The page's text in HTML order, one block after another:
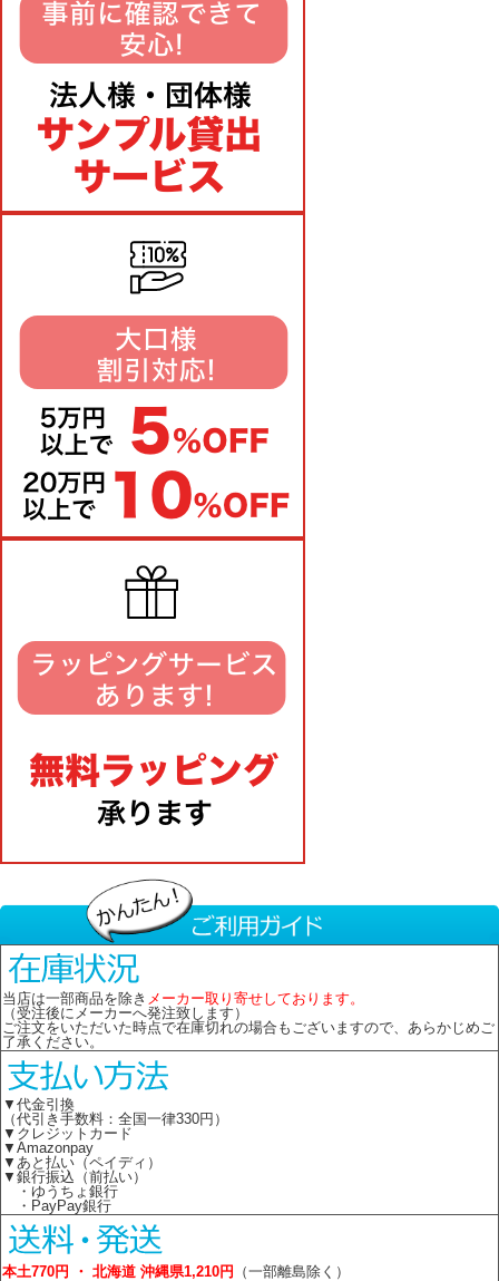
当店は一部商品を除き メーカー取り寄せしております。
（受注後にメーカーへ発注致します）
ご注文をいただいた時点で在庫切れの場合もございますので、あらかじめご
了承ください。
▼代金引換
（代引き手数料：全国一律330円）
▼クレジットカード
▼Amazonpay
▼あと払い（ペイディ）
▼銀行振込（前払い）
・ゆうちょ銀行
・PayPay銀行
本土770円 ・ 北海道 沖縄県1,210円 （一部離島除く）